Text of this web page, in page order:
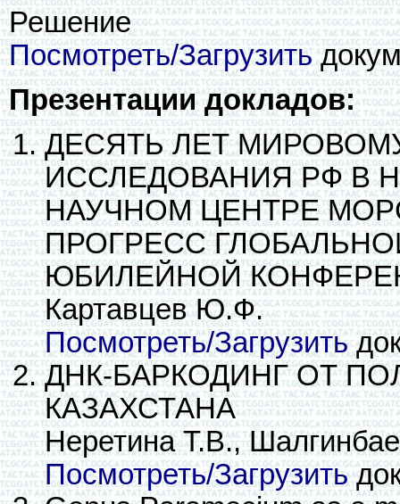
Решение
Посмотреть/Загрузить
Презентации докладов:
ДЕСЯТЬ ЛЕТ
ИССЛЕДОВАНИЯ РФ В
НАУЧНОМ ЦЕНТРЕ
ПРОГРЕСС
ЮБИЛЕЙНОЙ
Картавцев Ю.Ф.
Посмотреть/Загрузить
ДНК-БАРКОДИНГ ОТ
КАЗАХСТАНА
Неретина Т.В.,
Посмотреть/Загрузить